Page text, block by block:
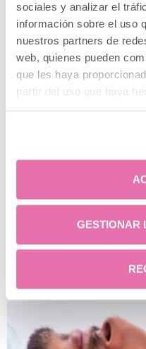
sociales y analizar el
información sobre el uso
nuestros partners de
web, quienes pueden
que les haya
partir del uso que haya
GESTIONAR
Los secretos del